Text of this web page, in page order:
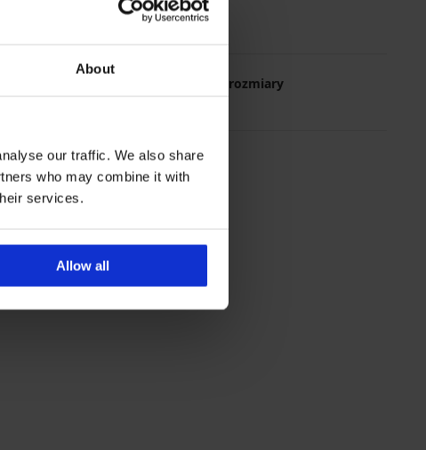
About
our traffic. We also share
who may combine it with
services.
Allow all
Najczęściej wybierane rozmiary